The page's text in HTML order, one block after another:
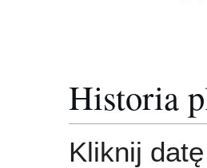
Historia
Kliknij